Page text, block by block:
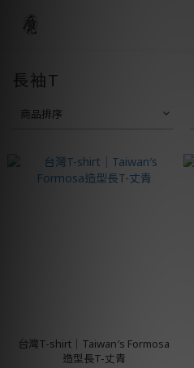
長袖T
商品排序
台灣T-shirt│Taiwan′s Formosa
造型長T-丈青